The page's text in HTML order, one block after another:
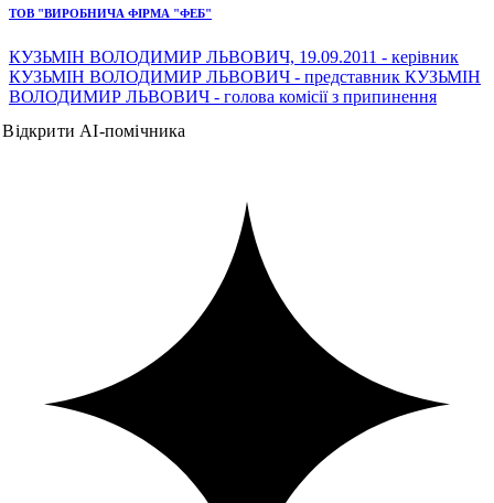
ТОВ "ВИРОБНИЧА ФІРМА "ФЕБ"
КУЗЬМІН ВОЛОДИМИР ЛЬВОВИЧ, 19.09.2011 - керівник
КУЗЬМІН ВОЛОДИМИР ЛЬВОВИЧ - представник КУЗЬМІН
ВОЛОДИМИР ЛЬВОВИЧ - голова комісії з припинення
Відкрити AI-помічника